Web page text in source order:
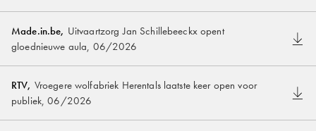
Made.in.be, Uitvaartzorg Jan Schillebeeckx opent
gloednieuwe aula, 06/2026
RTV, Vroegere wolfabriek Herentals laatste keer open voor
publiek,06/2026